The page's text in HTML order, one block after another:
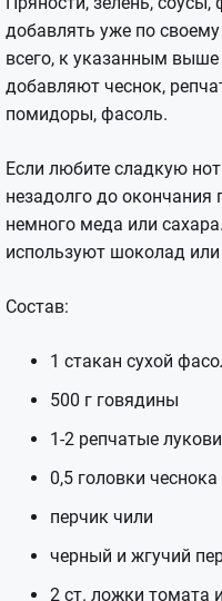
добавлять уже по
всего, к указанным
добавляют чеснок,
помидоры, фасоль.
Если любите сладкую
незадолго до окончания
немного меда или
используют шоколад или
Состав:
1 стакан сухой
500 г говядины
1-2 репчатые
0,5 головки чеснока
перчик чили
черный и жгучий
2 ст. ложки томата